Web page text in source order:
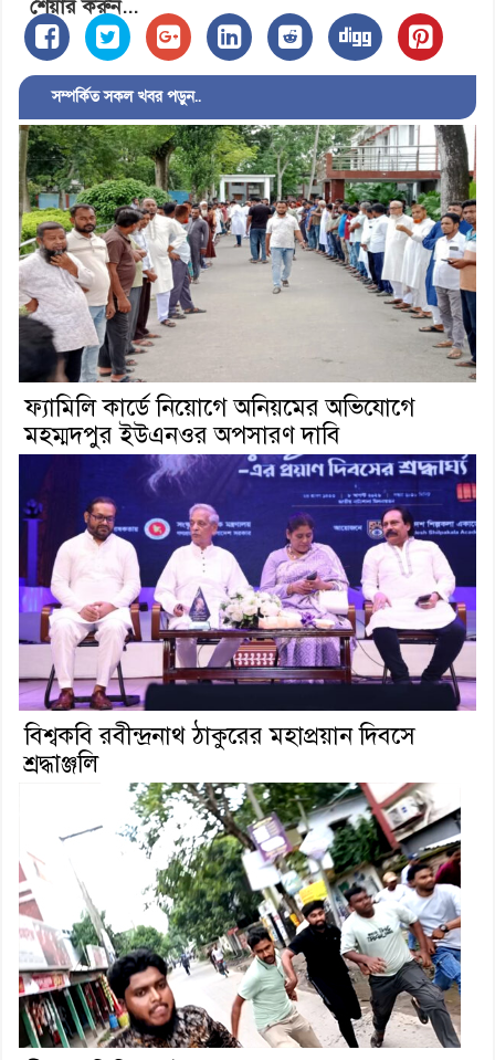
শেয়ার করুন...
সম্পর্কিত সকল খবর পড়ুন..
ফ্যামিলি কার্ডে নিয়োগে অনিয়মের অভিযোগে
মহম্মদপুর ইউএনওর অপসারণ দাবি
বিশ্বকবি রবীন্দ্রনাথ ঠাকুরের মহাপ্রয়ান দিবসে
শ্রদ্ধাঞ্জলি